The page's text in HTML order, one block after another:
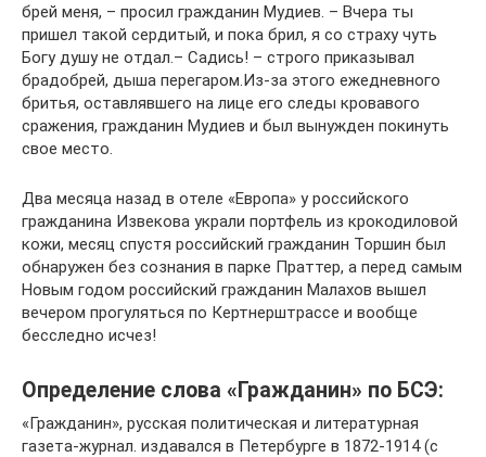
брей меня, – просил гражданин Мудиев. – Вчера ты
пришел такой сердитый, и пока брил, я со страху чуть
Богу душу не отдал.– Садись! – строго приказывал
брадобрей, дыша перегаром.Из-за этого ежедневного
бритья, оставлявшего на лице его следы кровавого
сражения, гражданин Мудиев и был вынужден покинуть
свое место.
Два месяца назад в отеле «Европа» у российского
гражданина Извекова украли портфель из крокодиловой
кожи, месяц спустя российский гражданин Торшин был
обнаружен без сознания в парке Праттер, а перед самым
Новым годом российский гражданин Малахов вышел
вечером прогуляться по Кертнерштрассе и вообще
бесследно исчез!
Определение слова «Гражданин» по БСЭ:
«Гражданин», русская политическая и литературная
газета-журнал. издавался в Петербурге в 1872-1914 (с